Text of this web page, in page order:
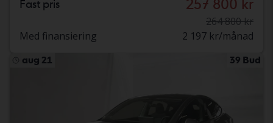
Fast pris 257 800 kr
264 800 kr
Med finansiering
2 197 kr/månad
aug 21 39 Bud